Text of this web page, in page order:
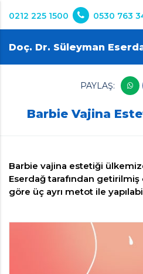
0212 225 1500 0530 763
Doç. Dr. Süleyman
PAYLAŞ:
Barbie Vajina
Barbie vajina estetiği
Eserdağ tarafından
göre üç ayrı metot ile